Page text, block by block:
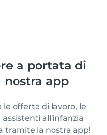
a portata di
nostra app
le offerte di lavoro, le
all'infanzia
tramite la nostra app!